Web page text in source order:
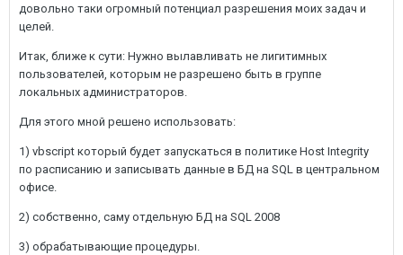
довольно таки огромный потенциал разрешения моих задач и
целей.
Итак, ближе к сути: Нужно вылавливать не лигитимных
пользователей, которым не разрешено быть в группе
локальных администраторов.
Для этого мной решено использовать:
1) vbscript который будет запускаться в политике Host Integrity
по расписанию и записывать данные в БД на SQL в центральном
офисе.
2) собственно, саму отдельную БД на SQL 2008
3) обрабатывающие процедуры.